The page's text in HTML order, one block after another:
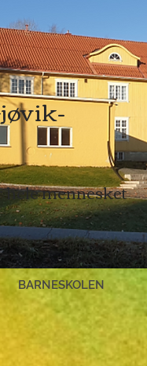
mennesket
BARNESKOLEN